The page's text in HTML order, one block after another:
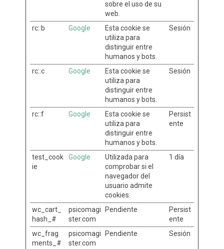
sobre el uso de su
web.
rc::b Google
Esta cookie se
utiliza para
distinguir entre
humanos y bots.
Sesión
rc::c Google
Esta cookie se
utiliza para
distinguir entre
humanos y bots.
Sesión
rc::f Google
Esta cookie se
utiliza para
distinguir entre
humanos y bots.
Persist
ente
test_cook
ie
Google
Utilizada para
comprobar si el
navegador del
usuario admite
cookies.
1 día
wc_cart_
hash_#
psicomagi
ster.com
Pendiente
Persist
ente
wc_frag
ments_#
psicomagi
ster.com
Pendiente Sesión